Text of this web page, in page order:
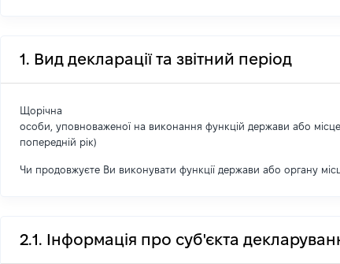
1. Вид декларації та звітний період
Щорічна
особи, уповноваженої на виконання функцій держави або
попередній рік)
Чи продовжуєте Ви виконувати функції держави або органу
2.1. Інформація про суб'єкта